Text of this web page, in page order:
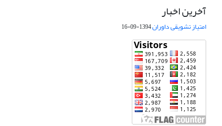
آخرین اخبار
امتیاز تشویقی داوران1394-09-16